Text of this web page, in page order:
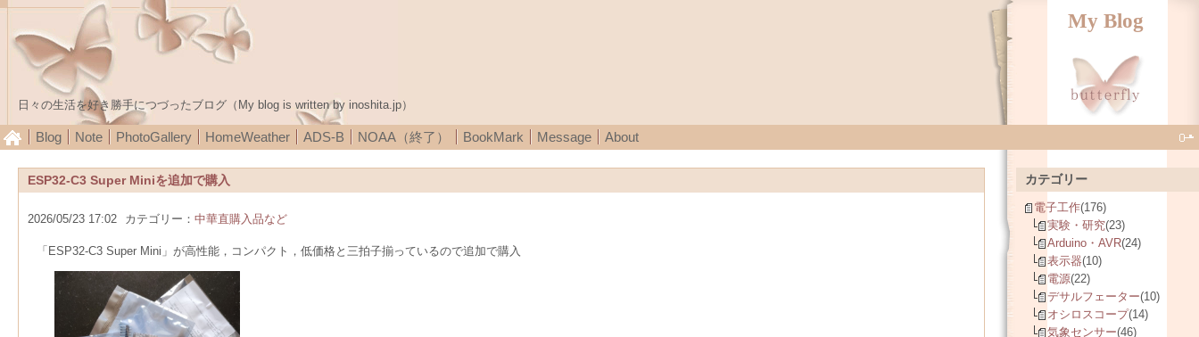
My Blog
日々の生活を好き勝手につづったブログ（My blog is written by inoshita.jp）
Blog Note PhotoGallery HomeWeather ADS-B NOAA（終了） BookMark Message About
ESP32-C3 Super Miniを追加で購入
2026/05/23 17:02 カテゴリー： 中華直購入品など
「ESP32-C3 Super Mini」が高性能，コンパクト，低価格と三拍子揃っているので追加で購入
カテゴリー
電子工作(176)
実験・研究(23)
Arduino・AVR(24)
表示器(10)
電源(22)
デサルフェーター(10)
オシロスコープ(14)
気象センサー(46)